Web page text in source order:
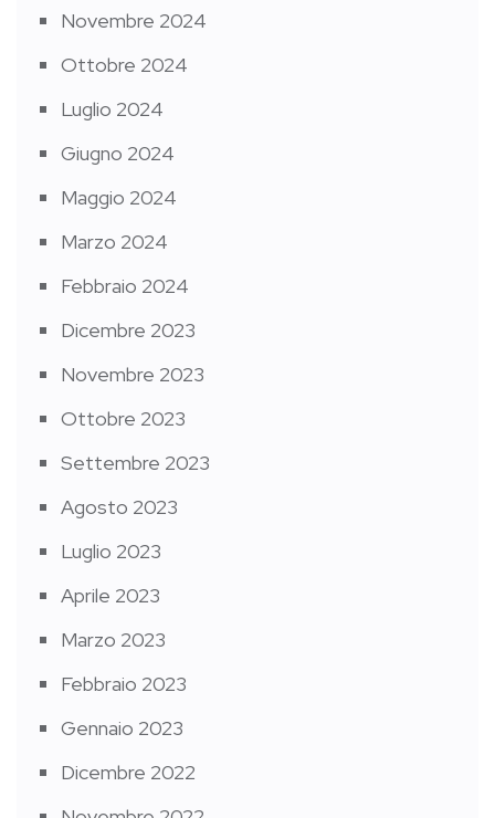
Novembre 2024
Ottobre 2024
Luglio 2024
Giugno 2024
Maggio 2024
Marzo 2024
Febbraio 2024
Dicembre 2023
Novembre 2023
Ottobre 2023
Settembre 2023
Agosto 2023
Luglio 2023
Aprile 2023
Marzo 2023
Febbraio 2023
Gennaio 2023
Dicembre 2022